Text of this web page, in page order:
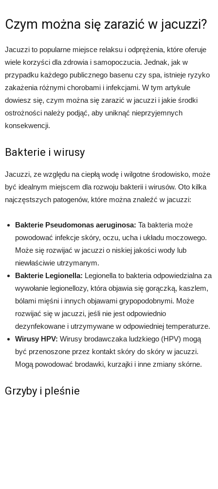
Czym można się zarazić w jacuzzi?
Jacuzzi to popularne miejsce relaksu i odprężenia, które oferuje
wiele korzyści dla zdrowia i samopoczucia. Jednak, jak w
przypadku każdego publicznego basenu czy spa, istnieje ryzyko
zakażenia różnymi chorobami i infekcjami. W tym artykule
dowiesz się, czym można się zarazić w jacuzzi i jakie środki
ostrożności należy podjąć, aby uniknąć nieprzyjemnych
konsekwencji.
Bakterie i wirusy
Jacuzzi, ze względu na ciepłą wodę i wilgotne środowisko, może
być idealnym miejscem dla rozwoju bakterii i wirusów. Oto kilka
najczęstszych patogenów, które można znaleźć w jacuzzi:
Bakterie Pseudomonas aeruginosa: Ta bakteria może
powodować infekcje skóry, oczu, ucha i układu moczowego.
Może się rozwijać w jacuzzi o niskiej jakości wody lub
niewłaściwie utrzymanym.
Bakterie Legionella: Legionella to bakteria odpowiedzialna za
wywołanie legionellozy, która objawia się gorączką, kaszlem,
bólami mięśni i innych objawami grypopodobnymi. Może
rozwijać się w jacuzzi, jeśli nie jest odpowiednio
dezynfekowane i utrzymywane w odpowiedniej temperaturze.
Wirusy HPV: Wirusy brodawczaka ludzkiego (HPV) mogą
być przenoszone przez kontakt skóry do skóry w jacuzzi.
Mogą powodować brodawki, kurzajki i inne zmiany skórne.
Grzyby i pleśnie